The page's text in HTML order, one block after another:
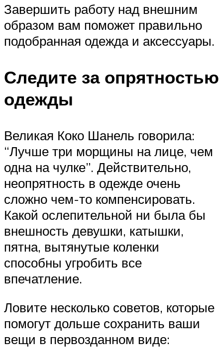
Завершить работу над внешним
образом вам поможет правильно
подобранная одежда и аксессуары.
Следите за опрятностью
одежды
Великая Коко Шанель говорила:
“Лучше три морщины на лице, чем
одна на чулке”. Действительно,
неопрятность в одежде очень
сложно чем-то компенсировать.
Какой ослепительной ни была бы
внешность девушки, катышки,
пятна, вытянутые коленки
способны угробить все
впечатление.
Ловите несколько советов, которые
помогут дольше сохранить ваши
вещи в первозданном виде: